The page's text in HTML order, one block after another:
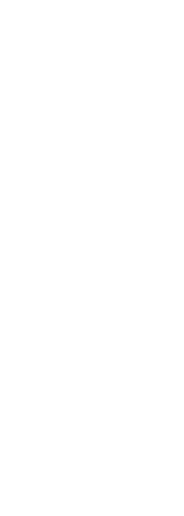
Termómetro